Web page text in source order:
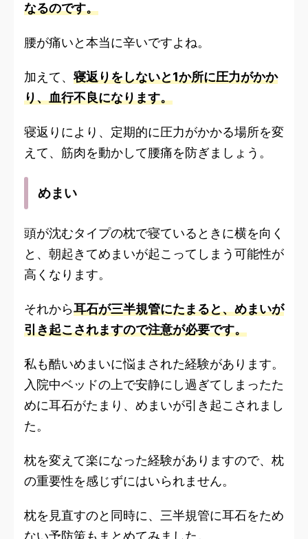
なるのです。
腰が痛いと本当に辛いですよね。
加えて、寝返りをしないと1か所に圧力がかか
り、血行不良になります。
寝返りにより、定期的に圧力がかかる場所を変
えて、筋肉を動かして腰痛を防ぎましょう。
めまい
頭が沈むタイプの枕で寝ているときに横を向く
と、朝起きてめまいが起こってしまう可能性が
高くなります。
それから耳石が三半規管にたまると、めまいが
引き起こされますので注意が必要です。
私も酷いめまいに悩まされた経験があります。
入院中ベッドの上で安静にし過ぎてしまったた
めに耳石がたまり、めまいが引き起こされまし
た。
枕を変えて楽になった経験がありますので、枕
の重要性を感じずにはいられません。
枕を見直すのと同時に、三半規管に耳石をため
ない予防策もまとめてみました。